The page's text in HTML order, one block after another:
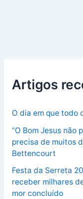
Artigos
O dia em que todo
“O Bom Jesus não
precisa de muitos
Bettencourt
Festa da Serreta
receber milhares
mor concluído